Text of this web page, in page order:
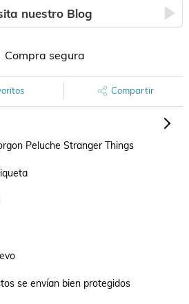
nuestro Blog
Compra segura
Compartir
Peluche Stranger Things
Todos nuestros productos se envían bien protegidos